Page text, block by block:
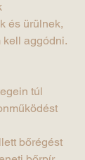
és ürülnek,
kell aggódni.
túl
bőrégést